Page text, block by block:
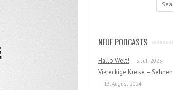
NEUE PODCASTS
Hallo Welt! 3. Juli 2025
Viereckige Kreise –
13. August 2024